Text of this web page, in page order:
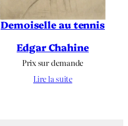
Demoiselle au tennis
Edgar Chahine
Prix sur demande
Lire la suite